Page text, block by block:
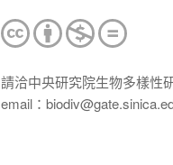
請洽中央研究院生物多樣性
email：